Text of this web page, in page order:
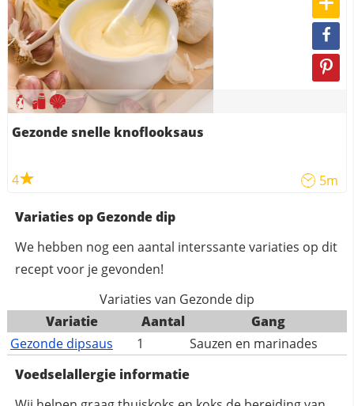
Gezonde snelle knoflooksaus
4 5m
Variaties op Gezonde dip
We hebben nog een aantal interssante variaties op dit
recept voor je gevonden!
Variaties van Gezonde dip
Variatie
Aantal
Gang
Gezonde dipsaus
1
Sauzen en marinades
Voedselallergie informatie